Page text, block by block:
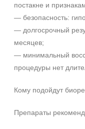
Биоревитализация
Биорепарация
Форма выпуска
Флакон
Подборки
постакне и
— безопасность:
— долгосрочный
месяцев;
— минимальный
процедуры нет
Кому подойдут
Препараты